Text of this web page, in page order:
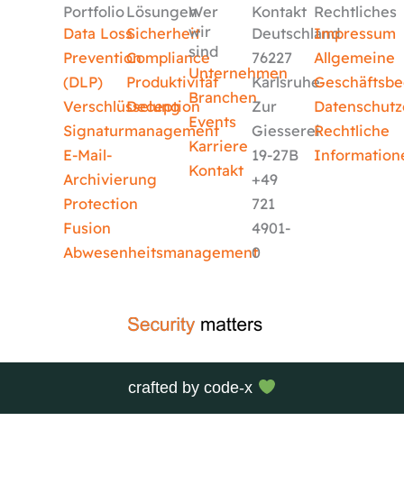
Portfolio
Data Loss
Prevention
(DLP)
Verschlüsselung
Signaturmanagement
E-Mail-
Archivierung
Protection
Fusion
Abwesenheitsmanagement
Lösungen
Sicherheit
Compliance
Produktivität
Deception
Wer
wir
sind
Unternehmen
Branchen
Events
Karriere
Kontakt
Kontakt
Deutschland
76227
Karlsruhe
Zur
Giesserei
19-27B
+49
721
4901-
0
Rechtliches
Impressum
Allgemeine
Rechtliche
crafted bycode-x